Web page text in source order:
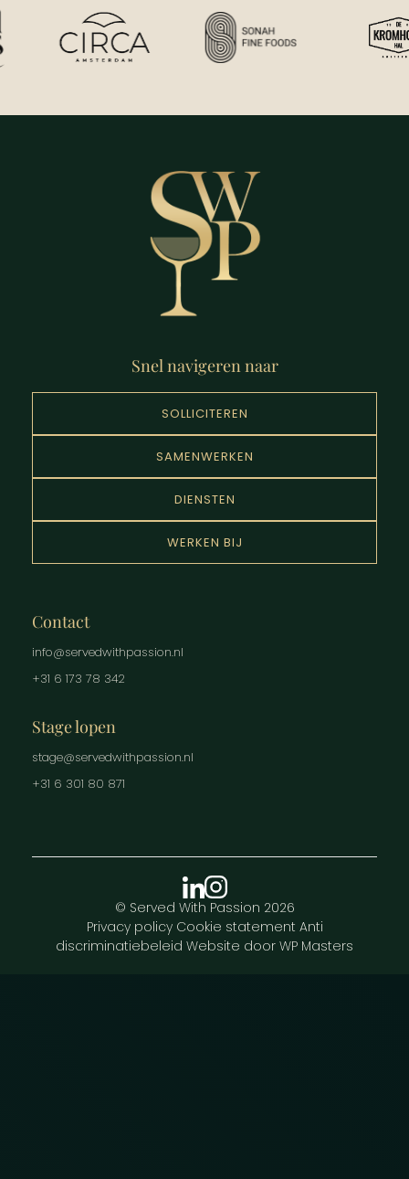
Snel navigeren naar
SOLLICITEREN
SAMENWERKEN
DIENSTEN
WERKEN BIJ
Contact
info@servedwithpassion.nl
+31 6 173 78 342
Stage lopen
stage@servedwithpassion.nl
+31 6 301 80 871
© Served With Passion 2026
Privacy policy Cookie statement Anti
discriminatiebeleid Website door WP Masters